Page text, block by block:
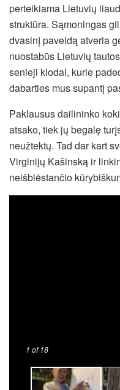
perteikiama Lietuvių
struktūra. Sąmoningas
dvasinį paveldą atveria
nuostabūs Lietuvių
senieji klodai, kurie
dabarties mus supantį
Paklausus dailininko
atsako, tiek jų begalę
neužtektų. Tad dar kart
Virginijų Kašinską ir
neišblėstančio
1 of 18